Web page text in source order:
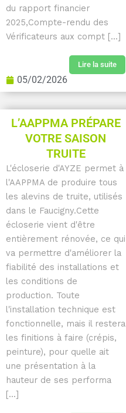
du rapport financier
2025,Compte-rendu des
Vérificateurs aux compt [...]
Lire la suite
05/02/2026
L’AAPPMA PRÉPARE
VOTRE SAISON
TRUITE
L'écloserie d'AYZE permet à
l'AAPPMA de produire tous
les alevins de truite, utilisés
dans le Faucigny.Cette
écloserie vient d'être
entièrement rénovée, ce qui
va permettre d'améliorer la
fiabilité des installations et
les conditions de
production. Toute
l'installation technique est
fonctionnelle, mais il restera
les finitions à faire (crépis,
peinture), pour quelle ait
une présentation à la
hauteur de ses performa
[...]